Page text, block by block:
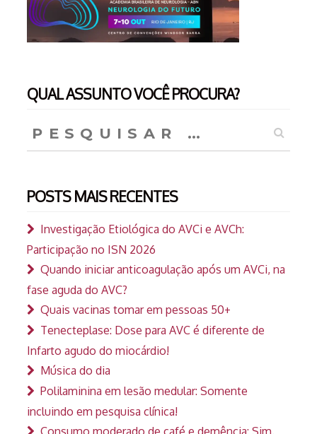
QUAL ASSUNTO VOCÊ PROCURA?
por:
POSTS MAIS RECENTES
Investigação Etiológica do AVCi e AVCh:
Participação no ISN 2026
Quando iniciar anticoagulação após um AVCi, na
fase aguda do AVC?
Quais vacinas tomar em pessoas 50+
Tenecteplase: Dose para AVC é diferente de
Infarto agudo do miocárdio!
Música do dia
Polilaminina em lesão medular: Somente
incluindo em pesquisa clínica!